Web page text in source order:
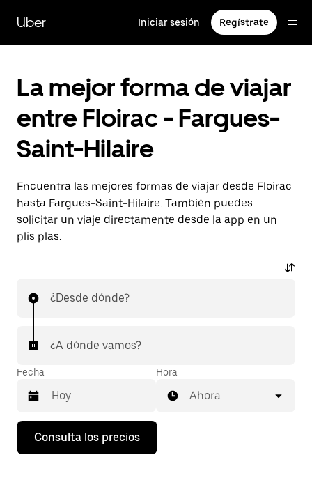
contenido
principal
Uber Iniciar sesión Regístrate
La mejor forma de viajar
entre Floirac - Fargues-
Saint-Hilaire
Encuentra las mejores formas de viajar desde Floirac
hasta Fargues-Saint-Hilaire. También puedes
solicitar un viaje directamente desde la app en un
plis plas.
¿Desde dónde?
¿A dónde vamos?
Fecha
Pulsa
flecha
Hora
Ahora
Consulta los precios